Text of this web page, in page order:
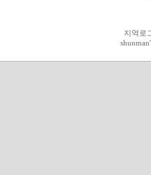
지역로
shunman